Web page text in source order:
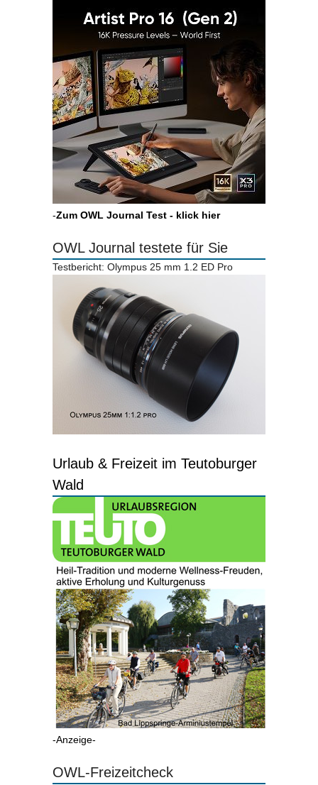
-Zum OWL Journal Test - klick hier
OWL Journal testete für Sie
Testbericht: Olympus 25 mm 1.2 ED Pro
Urlaub & Freizeit im Teutoburger
Wald
-Anzeige-
OWL-Freizeitcheck